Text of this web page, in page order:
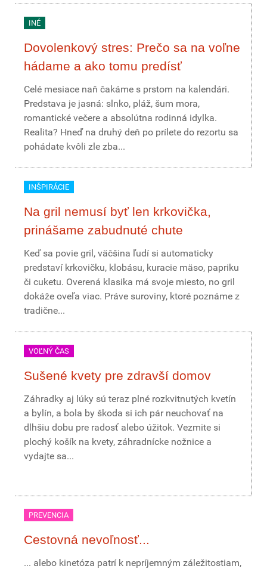
INÉ
Dovolenkový stres: Prečo sa na voľne
hádame a ako tomu predísť
Celé mesiace naň čakáme s prstom na kalendári.
Predstava je jasná: slnko, pláž, šum mora,
romantické večere a absolútna rodinná idylka.
Realita? Hneď na druhý deň po prílete do rezortu sa
pohádate kvôli zle zba...
INŠPIRÁCIE
Na gril nemusí byť len krkovička,
prinášame zabudnuté chute
Keď sa povie gril, väčšina ľudí si automaticky
predstaví krkovičku, klobásu, kuracie mäso, papriku
či cuketu. Overená klasika má svoje miesto, no gril
dokáže oveľa viac. Práve suroviny, ktoré poznáme z
tradične...
VOĽNÝ ČAS
Sušené kvety pre zdravší domov
Záhradky aj lúky sú teraz plné rozkvitnutých kvetín
a bylín, a bola by škoda si ich pár neuchovať na
dlhšiu dobu pre radosť alebo úžitok. Vezmite si
plochý košík na kvety, záhradnícke nožnice a
vydajte sa...
PREVENCIA
Cestovná nevoľnosť...
... alebo kinetóza patrí k nepríjemným záležitostiam,